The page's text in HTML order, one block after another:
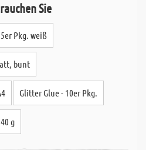
Sie
Pkg. weiß
bunt
Glitter Glue - 10er Pkg.
g